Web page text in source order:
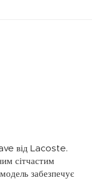
від Lacoste.
сітчастим
забезпечує